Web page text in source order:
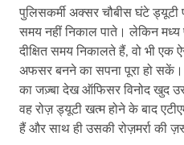
पुलिसकर्मी अक्सर चौबीस घंटे ड्यूटी
समय नहीं निकाल पाते। लेकिन
दीक्षित समय निकालते हैं, वो भी
अफसर बनने का सपना पूरा हो
का जज़्बा देख ऑफिसर विनोद खुद
वह रोज़ ड्यूटी खत्म होने के बाद
हैं और साथ ही उसकी रोज़मर्रा की